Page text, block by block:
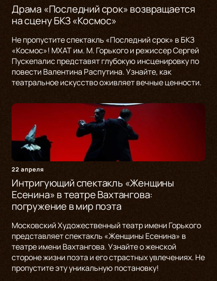
Драма «Последний срок» возвращается
на сцену БКЗ «Космос»
Не пропустите спектакль «Последний срок» в БКЗ
«Космос»! МХАТ им. М. Горького и режиссер Сергей
Пускепалис представят глубокую инсценировку по
повести Валентина Распутина. Узнайте, как
театральное искусство оживляет вечные ценности.
22 апреля
Интригующий спектакль «Женщины
Есенина» в театре Вахтангова:
погружение в мир поэта
Московский Художественный театр имени Горького
представляет спектакль «Женщины Есенина» в
театре имени Вахтангова. Узнайте о женской
стороне жизни поэта и его страстных увлечениях. Не
пропустите эту уникальную постановку!